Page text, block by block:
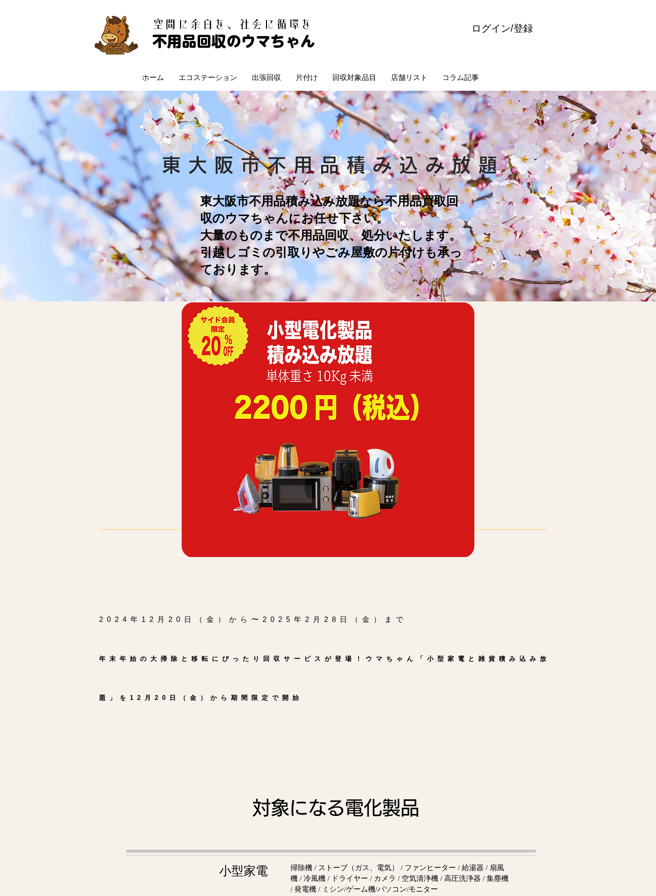
​空間に余白を、社会に循環を
不用品回収のウマちゃん
ログイン/登録
ホーム エコステーション 出張回収 片付け 回収対象品目 店舗リスト コラム記事
東大阪市不用品積み込み放題
東大阪市不用品積み込み放題なら不用品買取回
収のウマちゃんにお任せ下さい。
大量のものまで不用品回収、処分いたします。
引越しゴミの引取りやごみ屋敷の片付けも承っ
ております。
2024年12月20日（金）から〜2025年2月28日（金）まで
年末年始の大掃除と移転にぴったり回収サービスが登場！ウマちゃん「小型家電と雑貨積み込み放
題」を12月20日（金）から期間限定で開始
対象になる電化製品
小型家電
掃除機 / ストーブ（ガス、電気） / ファンヒーター / 給湯器 / 扇風
機 / 冷風機 / ドライヤー / カメラ / 空気清浄機 / 高圧洗浄器 / 集塵機
/ 発電機 / ミシン/ゲーム機/パソコン/モニター